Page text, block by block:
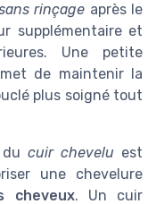
rinçage après le
supplémentaire et
Une petite
de maintenir la
plus soigné tout
ducuir chevelu est
une chevelure
cheveux. Un cuir